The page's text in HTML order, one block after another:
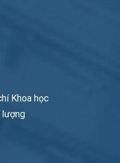
Khoa học
lượng